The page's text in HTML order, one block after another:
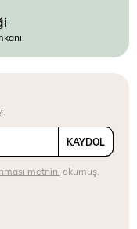
KAYDOL
metnini okumuş,